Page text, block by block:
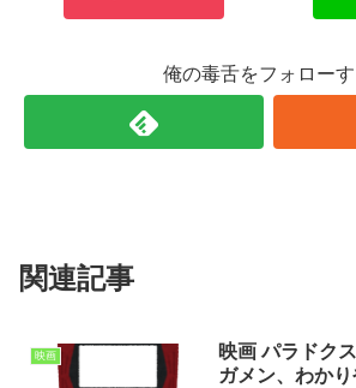
俺の毒舌をフォローす
関連記事
映画
映画 パラドク
ガメン、わかり